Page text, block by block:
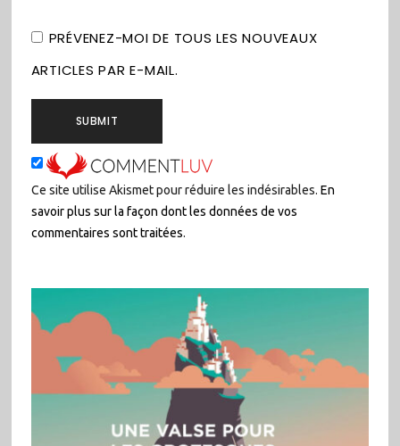
PRÉVENEZ-MOI DE TOUS LES NOUVEAUX
ARTICLES PAR E-MAIL.
Ce site utilise Akismet pour réduire les indésirables. En
savoir plus sur la façon dont les données de vos
commentaires sont traitées.